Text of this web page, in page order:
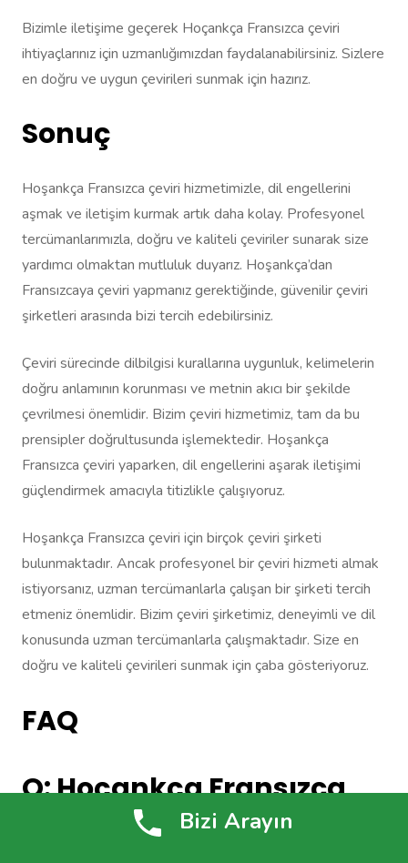
Bizimle iletişime geçerek Hoçankça Fransızca çeviri
ihtiyaçlarınız için uzmanlığımızdan faydalanabilirsiniz. Sizlere
en doğru ve uygun çevirileri sunmak için hazırız.
Sonuç
Hoşankça Fransızca çeviri hizmetimizle, dil engellerini
aşmak ve iletişim kurmak artık daha kolay. Profesyonel
tercümanlarımızla, doğru ve kaliteli çeviriler sunarak size
yardımcı olmaktan mutluluk duyarız. Hoşankça’dan
Fransızcaya çeviri yapmanız gerektiğinde, güvenilir çeviri
şirketleri arasında bizi tercih edebilirsiniz.
Çeviri sürecinde dilbilgisi kurallarına uygunluk, kelimelerin
doğru anlamının korunması ve metnin akıcı bir şekilde
çevrilmesi önemlidir. Bizim çeviri hizmetimiz, tam da bu
prensipler doğrultusunda işlemektedir. Hoşankça
Fransızca çeviri yaparken, dil engellerini aşarak iletişimi
güçlendirmek amacıyla titizlikle çalışıyoruz.
Hoşankça Fransızca çeviri için birçok çeviri şirketi
bulunmaktadır. Ancak profesyonel bir çeviri hizmeti almak
istiyorsanız, uzman tercümanlarla çalışan bir şirketi tercih
etmeniz önemlidir. Bizim çeviri şirketimiz, deneyimli ve dil
konusunda uzman tercümanlarla çalışmaktadır. Size en
doğru ve kaliteli çevirileri sunmak için çaba gösteriyoruz.
FAQ
Q: Hoçankça Fransızca
Çeviri Hizmeti Nedir?
Bizi Arayın